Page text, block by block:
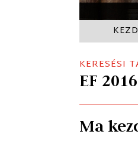
KERESÉSI
EF 2016
Ma